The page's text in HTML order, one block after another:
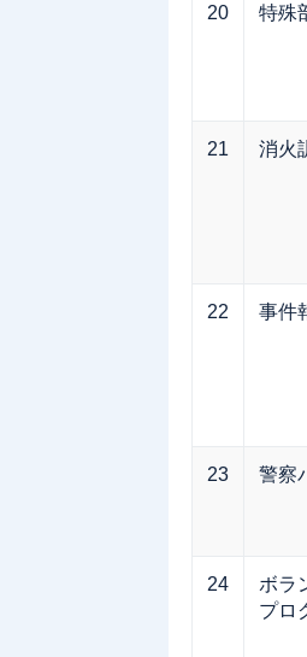
20 特殊
21 消火
22 事件
23 警察
24
ボラ
プロ